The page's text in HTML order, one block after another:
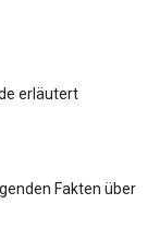
erläutert
Fakten über